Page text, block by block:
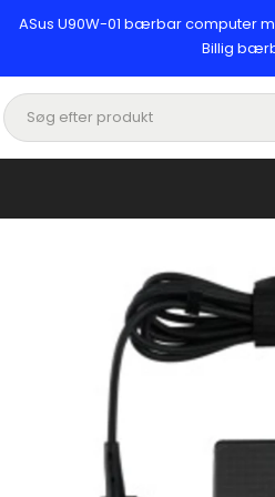
ASus U90W-01 bærbar computer
Billig